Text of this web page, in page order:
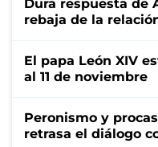
Dura respuesta de
rebaja de la
El papa León XIV
al 11 de noviembre
Peronismo y
retrasa el diálogo